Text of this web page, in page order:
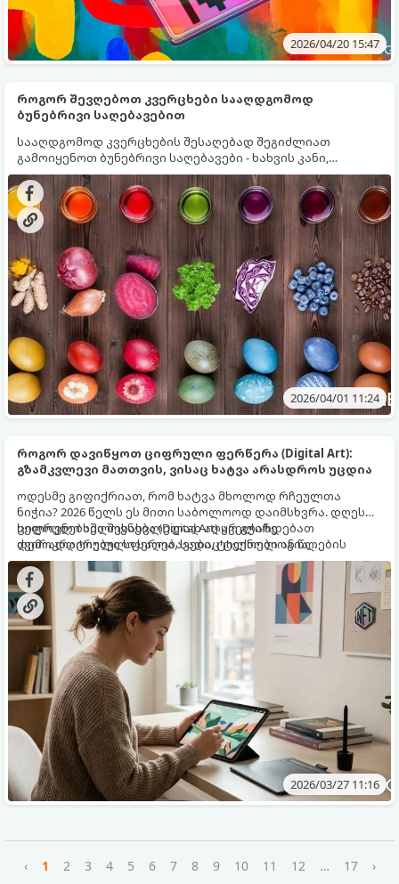
2026/04/20 15:47
როგორ შევღებოთ კვერცხები სააღდგომოდ
ბუნებრივი საღებავებით
სააღდგომოდ კვერცხების შესაღებად შეგიძლიათ
გამოიყენოთ ბუნებრივი საღებავები - ხახვის კანი,
კურკუმა, კომბოსტო და სხვა. ამისათვის მიჰყევით ჩვენს
რჩევებს.
2026/04/01 11:24
როგორ დავიწყოთ ციფრული ფერწერა (Digital Art):
გზამკვლევი მათთვის, ვისაც ხატვა არასდროს უცდია
ოდესმე გიფიქრიათ, რომ ხატვა მხოლოდ რჩეულთა
ნიჭია? 2026 წელს ეს მითი საბოლოოდ დაიმსხვრა. დღეს
ხელოვნებაში შესასვლელად აღარ გჭირდებათ
ძვირადღირებული საღებავები, ტილოები ან წლების
განმავლობაში დახვეწილი აკადემიური ტექნიკა.
საკმარისია ერთი პლანშეტი, სტილუსი (ციფრული
კალამი) და მთავარი ინგრედიენტი — თქვენი სურვილი.
ციფრული ხელოვნება (Digital Art) ყველაზე
დემოკრატიული სფეროა, სადაც ტექნოლოგია
გეხმარებათ იმაში, რაც ადრე შეუძლებელი ჩანდა.
2026/03/27 11:16
‹ 1 2 3 4 5 6 7 8 9 10 11 12 … 17 ›